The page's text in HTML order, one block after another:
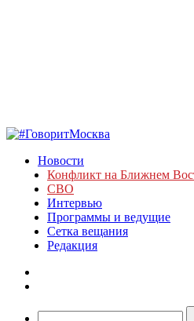
Новости
Конфликт на Ближнем
СВО
Интервью
Программы и ведущие
Сетка вещания
Редакция